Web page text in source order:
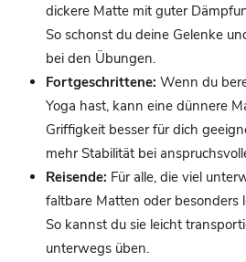
dickere Matte mit guter
So schonst du deine Gelenke
bei den Übungen.
Fortgeschrittene: Wenn du
Yoga hast, kann eine dünnere
Griffigkeit besser für dich
mehr Stabilität bei
Reisende: Für alle, die viel
faltbare Matten oder besonders
So kannst du sie leicht
unterwegs üben.